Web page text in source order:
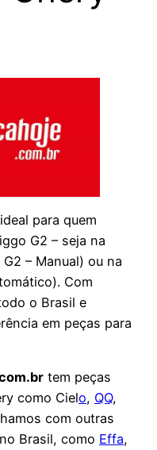
para quem
G2 – seja na
– Manual) ou na
Com
o Brasil e
em peças para
tem peças
como Cielo, QQ,
com outras
Brasil, como Effa,